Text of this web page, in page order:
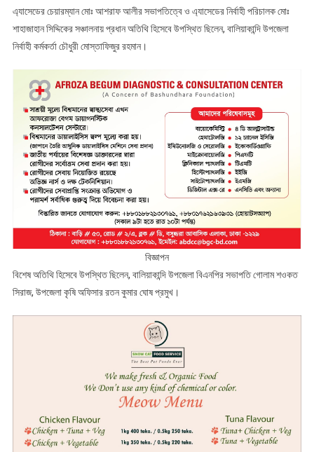
এ্যাসেডের চেয়ারম্যান মোঃ আশরাফ আলীর সভাপতিত্বে ও এ্যাসেডের নির্বাহী পরিচালক মোঃ
শাহাজাহান সিদ্দিকের সঞ্চালনায় প্রধান অতিথি হিসেবে উপস্থিত ছিলেন, বালিয়াকান্দি উপজেলা
নির্বাহী কর্মকর্তা চৌধুরী মোস্তাফিজুর রহমান।
বিজ্ঞাপন
বিশেষ অতিথি হিসেবে উপস্থিত ছিলেন, বালিয়াকান্দি উপজেলা বিএনপির সভাপতি গোলাম শওকত
সিরাজ, উপজেলা কৃষি অফিসার রতন কুমার ঘোষ প্রমুখ।